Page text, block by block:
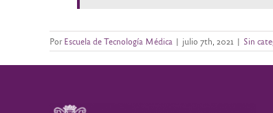
PorEscuela de Tecnología Médica | julio 7th, 2021 | Sin